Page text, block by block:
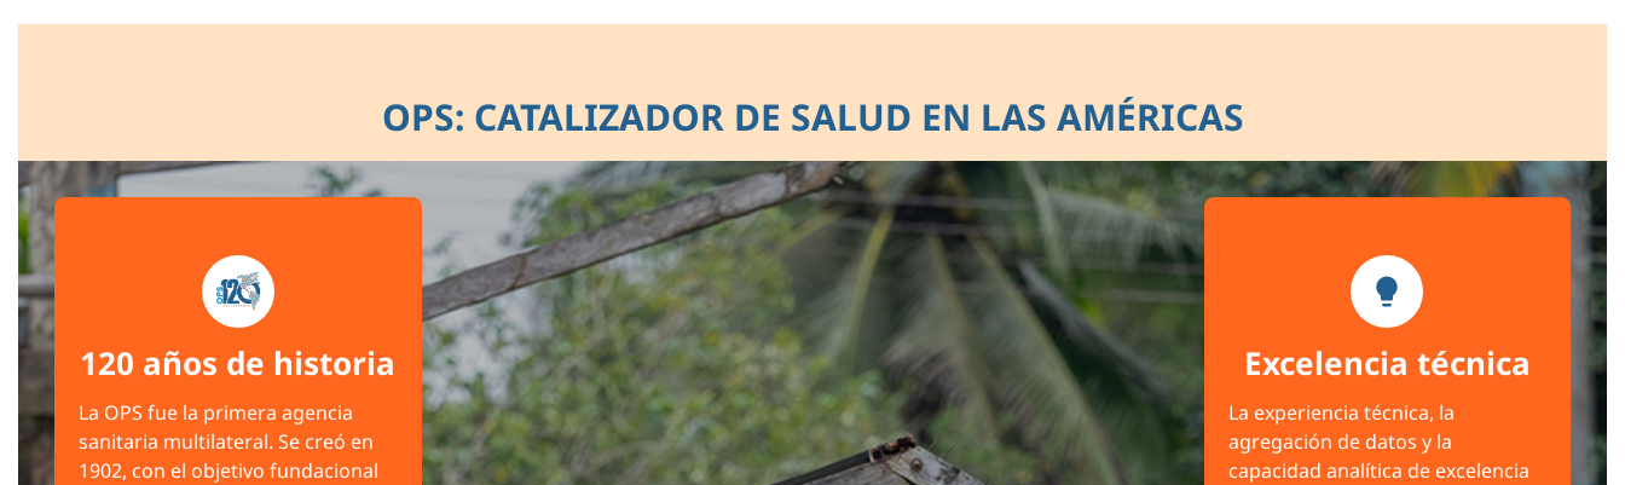
OPS: CATALIZADOR DE SALUD EN LAS AMÉRICAS
120 años de historia
La OPS fue la primera agencia
sanitaria multilateral. Se creó en
1902, con el objetivo fundacional
Excelencia técnica
La experiencia técnica, la
agregación de datos y la
capacidad analítica de excelencia